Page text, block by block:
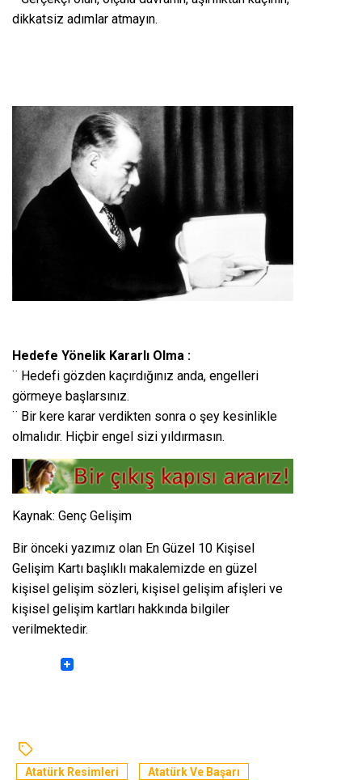
dikkatsiz adımlar atmayın.
Hedefe Yönelik Kararlı Olma :
¨ Hedefi gözden kaçırdığınız anda, engelleri
görmeye başlarsınız.
¨ Bir kere karar verdikten sonra o şey kesinlikle
olmalıdır. Hiçbir engel sizi yıldırmasın.
Kaynak: Genç Gelişim
Bir önceki yazımız olan En Güzel 10 Kişisel
Gelişim Kartı başlıklı makalemizde en güzel
kişisel gelişim sözleri, kişisel gelişim afişleri ve
kişisel gelişim kartları hakkında bilgiler
verilmektedir.
Atatürk Resimleri
Atatürk Ve Başarı